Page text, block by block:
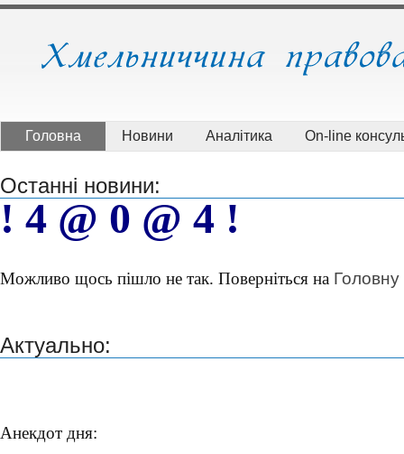
Головна Новини Аналітика On-line
Останні новини:
! 4 @ 0 @ 4 !
Можливо щось пішло не так. Поверніться на Головну
Актуально:
Анекдот дня: